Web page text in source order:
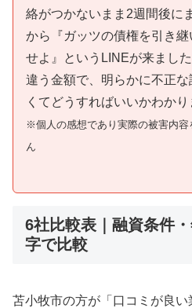
絡がつかないまま2週間後に
から『ガッツの債権を引き
せよ』というLINEが来まし
違う金額で、明らかに不正
くてどうすればいいかわかり
※個人の感想であり実際の被害内
ん
6社比較表｜融資条件
字で比較
苫小牧市の方が「口コミが良